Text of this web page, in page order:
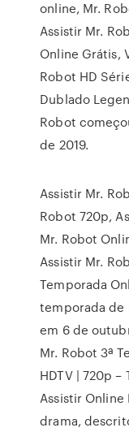
online, Mr.
Assistir Mr.
Online Grátis,
Robot HD
Dublado
Robot
de 2019.
Assistir Mr.
Robot 720p,
Mr. Robot
Assistir Mr.
Temporada
temporada de
em 6 de
Mr. Robot 3ª
HDTV | 720p
Assistir
drama,